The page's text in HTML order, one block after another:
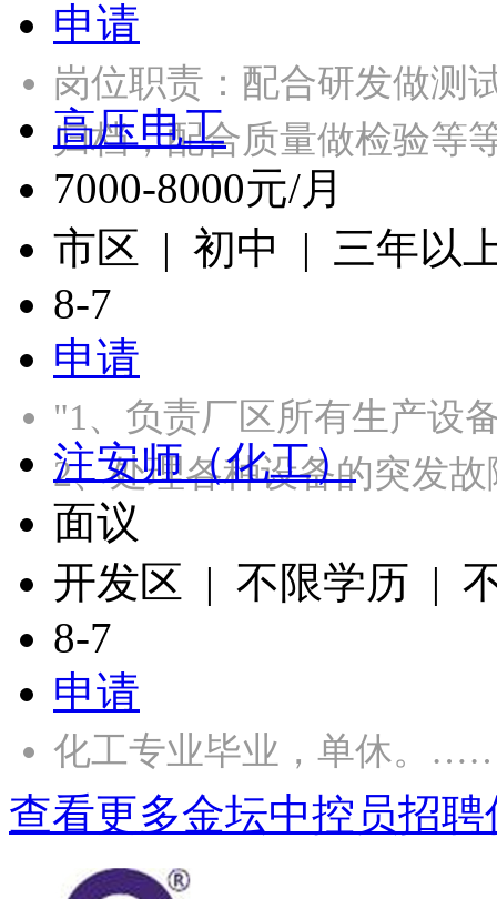
申请
岗位职责：配合研发做测
归档，配合质量做检验
高压电工
7000-8000元/月
市区 | 初中 | 三年以
8-7
申请
"1、负责厂区所有生产设
2、处理各种设备的突发
注安师（化工）
面议
开发区 | 不限学历 |
8-7
申请
化工专业毕业，单休。
查看更多金坛中控员招聘